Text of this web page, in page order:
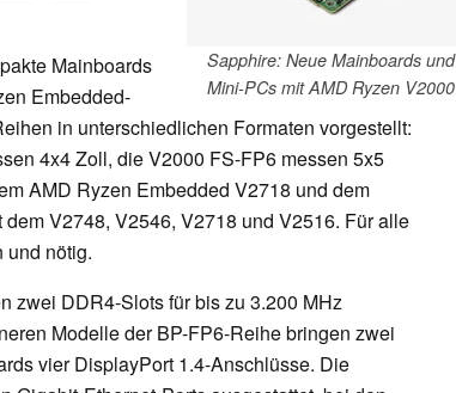
Sapphire: Neue Mainboards und
Mini-PCs mit AMD Ryzen V2000
Mainboards
Embedded-
in unterschiedlichen Formaten vorgestellt:
4x4 Zoll, die V2000 FS-FP6 messen 5x5
AMD Ryzen Embedded V2718 und dem
V2748, V2546, V2718 und V2516. Für alle
und nötig.
zwei DDR4-Slots für bis zu 3.200 MHz
Modelle der BP-FP6-Reihe bringen zwei
vier DisplayPort 1.4-Anschlüsse. Die